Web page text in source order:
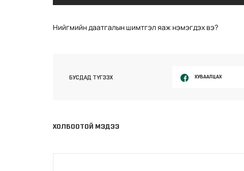
Нийгмийн даатгалын шимтгэл яаж нэмэгдэх вэ?
БУСДАД ТҮГЭЭХ ХУВААЛЦАХ
ХОЛБООТОЙ МЭДЭЭ